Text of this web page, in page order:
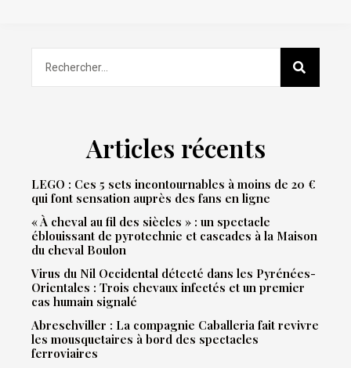
Articles récents
LEGO : Ces 5 sets incontournables à moins de 20 €
qui font sensation auprès des fans en ligne
« À cheval au fil des siècles » : un spectacle
éblouissant de pyrotechnie et cascades à la Maison
du cheval Boulon
Virus du Nil Occidental détecté dans les Pyrénées-
Orientales : Trois chevaux infectés et un premier
cas humain signalé
Abreschviller : La compagnie Caballeria fait revivre
les mousquetaires à bord des spectacles
ferroviaires